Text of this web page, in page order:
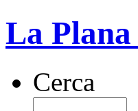
La
Cerca